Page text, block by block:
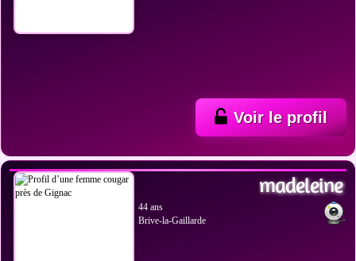
Voir le profil
madeleine
44 ans
Brive-la-Gaillarde